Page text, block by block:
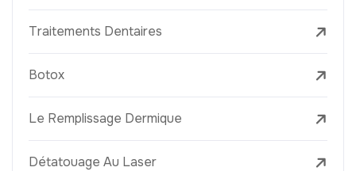
Traitements Dentaires
Botox
Le Remplissage Dermique
Détatouage Au Laser